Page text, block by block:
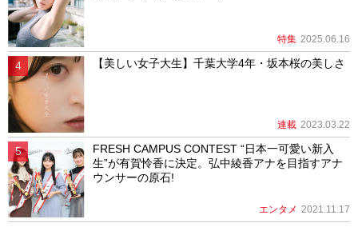
特集 2025.06.16
【美しい女子大生】千葉大学4年・坂本桜の美しさ
連載 2023.03.22
FRESH CAMPUS CONTEST “日本一可愛い新入
生”が有賀怜香に決定。弘中綾香アナを目指すアナ
ウンサーの原石!
エンタメ 2021.11.17